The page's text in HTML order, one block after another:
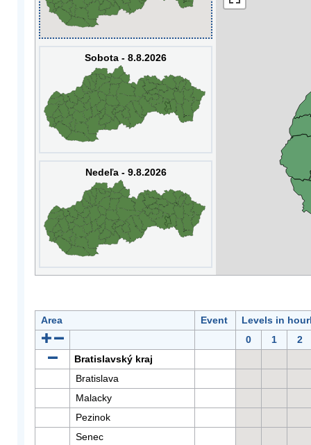
Sobota - 8.8.2026
Nedeľa - 9.8.2026
Area Event
Levels in
0
1
2
Bratislavský kraj
Bratislava
Malacky
Pezinok
Senec